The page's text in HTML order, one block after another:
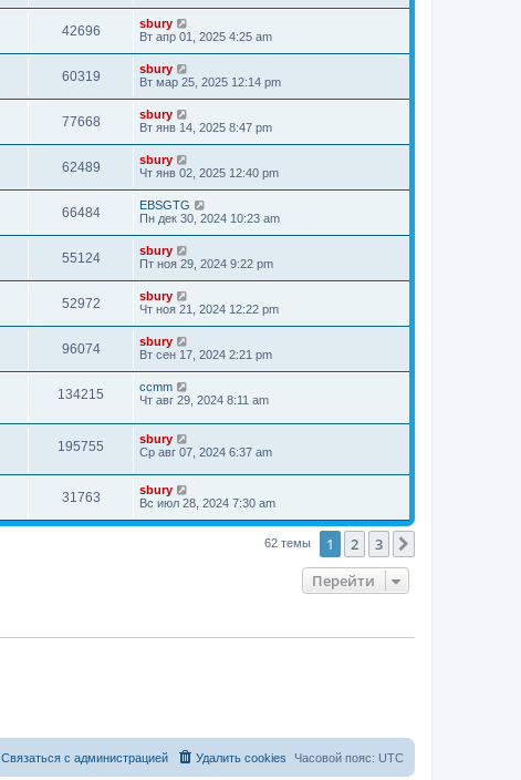
42696
sbury
Вт апр 01, 2025 4:25 am
60319
sbury
Вт мар 25, 2025 12:14 pm
77668
sbury
Вт янв 14, 2025 8:47 pm
62489
sbury
Чт янв 02, 2025 12:40 pm
66484
EBSGTG
Пн дек 30, 2024 10:23 am
55124
sbury
Пт ноя 29, 2024 9:22 pm
52972
sbury
Чт ноя 21, 2024 12:22 pm
96074
sbury
Вт сен 17, 2024 2:21 pm
134215
ccmm
Чт авг 29, 2024 8:11 am
195755
sbury
Ср авг 07, 2024 6:37 am
31763
sbury
Вс июл 28, 2024 7:30 am
62 темы 1 2 3
Перейти
Часовой пояс: UTC
Удалить cookies
Связаться с администрацией